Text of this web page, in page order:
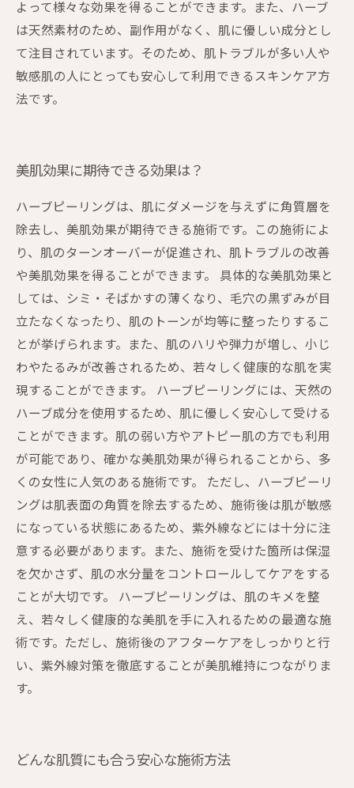
よって様々な効果を得ることができます。また、ハーブ
は天然素材のため、副作用がなく、肌に優しい成分とし
て注目されています。そのため、肌トラブルが多い人や
敏感肌の人にとっても安心して利用できるスキンケア方
法です。
美肌効果に期待できる効果は？
ハーブピーリングは、肌にダメージを与えずに角質層を
除去し、美肌効果が期待できる施術です。この施術によ
り、肌のターンオーバーが促進され、肌トラブルの改善
や美肌効果を得ることができます。 具体的な美肌効果と
しては、シミ・そばかすの薄くなり、毛穴の黒ずみが目
立たなくなったり、肌のトーンが均等に整ったりするこ
とが挙げられます。また、肌のハリや弾力が増し、小じ
わやたるみが改善されるため、若々しく健康的な肌を実
現することができます。 ハーブピーリングには、天然の
ハーブ成分を使用するため、肌に優しく安心して受ける
ことができます。肌の弱い方やアトピー肌の方でも利用
が可能であり、確かな美肌効果が得られることから、多
くの女性に人気のある施術です。 ただし、ハーブピーリ
ングは肌表面の角質を除去するため、施術後は肌が敏感
になっている状態にあるため、紫外線などには十分に注
意する必要があります。また、施術を受けた箇所は保湿
を欠かさず、肌の水分量をコントロールしてケアをする
ことが大切です。 ハーブピーリングは、肌のキメを整
え、若々しく健康的な美肌を手に入れるための最適な施
術です。ただし、施術後のアフターケアをしっかりと行
い、紫外線対策を徹底することが美肌維持につながりま
す。
どんな肌質にも合う安心な施術方法